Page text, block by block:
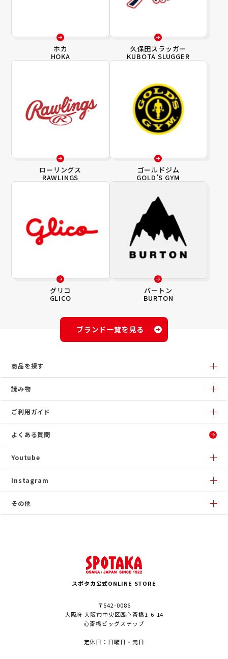
ホカ
HOKA
久保田スラッガー
KUBOTA SLUGGER
ローリングス
RAWLINGS
ゴールドジム
GOLD’S GYM
グリコ
GLICO
バートン
BURTON
ブランド一覧を見る
商品を探す
読み物
ご利用ガイド
よくある質問
Youtube
Instagram
その他
スポタカ公式ONLINE STORE
〒542-0086
大阪府 大阪市中央区西心斎橋1-6-14
心斎橋ビッグステップ
定休日：日曜日・元日